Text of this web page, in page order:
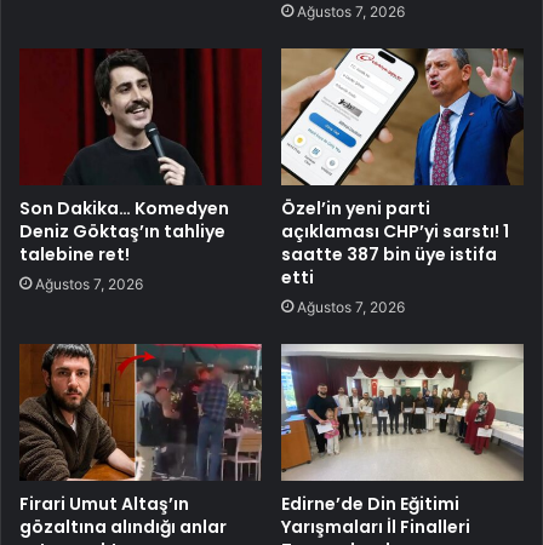
Ağustos 7, 2026
Son Dakika… Komedyen
Deniz Göktaş’ın tahliye
talebine ret!
Ağustos 7, 2026
Özel’in yeni parti
açıklaması CHP’yi sarstı! 1
saatte 387 bin üye istifa
etti
Ağustos 7, 2026
Firari Umut Altaş’ın
gözaltına alındığı anlar
Edirne’de Din Eğitimi
Yarışmaları İl Finalleri